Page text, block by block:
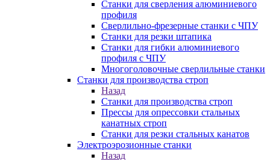
Станки для сверления алюминиевого
профиля
Сверлильно-фрезерные станки с ЧПУ
Станки для резки штапика
Станки для гибки алюминиевого
профиля с ЧПУ
Многоголовочные сверлильные станки
Станки для производства строп
Назад
Станки для производства строп
Прессы для опрессовки стальных
канатных строп
Станки для резки стальных канатов
Электроэрозионные станки
Назад